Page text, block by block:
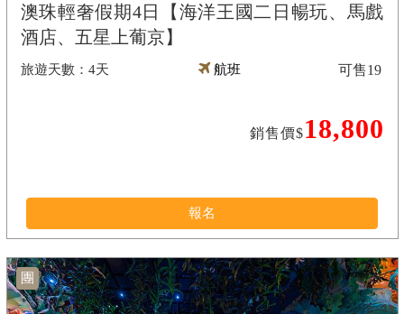
澳珠輕奢假期4日【海洋王國二日暢玩、馬戲
酒店、五星上葡京】
4天 航班
銷售價$18,800
可售19
報名
團